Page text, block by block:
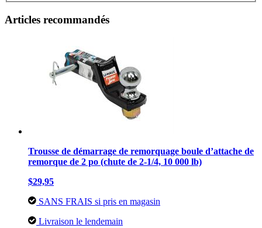
Articles recommandés
Trousse de démarrage de remorquage boule d’attache de
remorque de 2 po (chute de 2-1/4, 10 000 lb)
$29,95
SANS FRAIS si pris en magasin
Livraison le lendemain